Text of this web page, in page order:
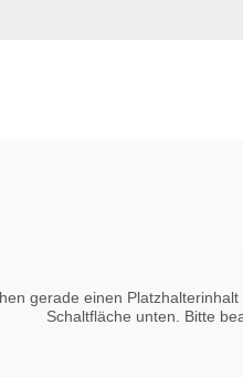
gerade einen Platzhalterinhalt
Schaltfläche unten. Bitte